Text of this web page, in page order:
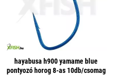
hayabusa h900 yamame blue
pontyozó horog 8-as 10db/csomag